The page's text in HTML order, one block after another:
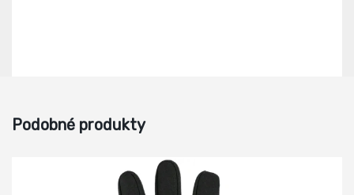
Podobné produkty